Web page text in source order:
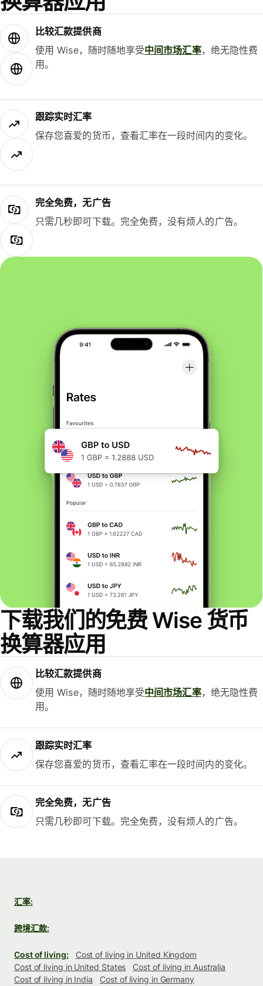
比较汇款提供商
使用 Wise，随时随地享受中间市场汇率，绝无隐性费
用。
跟踪实时汇率
保存您喜爱的货币，查看汇率在一段时间内的变化。
完全免费，无广告
只需几秒即可下载。完全免费，没有烦人的广告。
下载我们的免费 Wise 货币
换算器应用
比较汇款提供商
使用 Wise，随时随地享受中间市场汇率，绝无隐性费
用。
跟踪实时汇率
保存您喜爱的货币，查看汇率在一段时间内的变化。
完全免费，无广告
只需几秒即可下载。完全免费，没有烦人的广告。
汇率:
跨境汇款:
Cost of living:
Cost of living in United Kingdom
Cost of living in United States
Cost of living in Australia
Cost of living in India
Cost of living in Germany